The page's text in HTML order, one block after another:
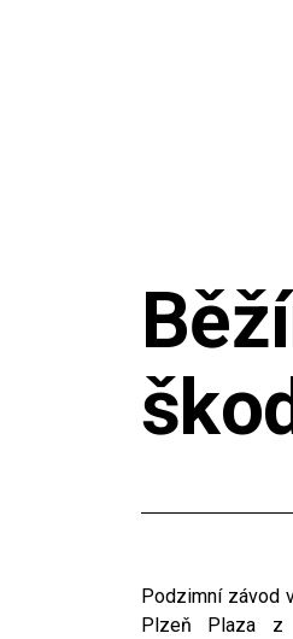
Podzimní závod
Plzeň Plaza z